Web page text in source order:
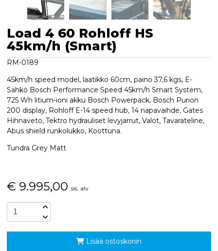
Load 4 60 Rohloff HS
45km/h (Smart)
RM-0189
45km/h speed model, laatikko 60cm, paino 37,6 kgs, E-
Sähkö Bosch Performance Speed 45km/h Smart System,
725 Wh litium-ioni akku Bosch Powerpack, Bosch Purion
200 display, Rohloff E-14 speed hub, 14 napavaihde, Gates
Hihnaveto, Tektro hydrauliset levyjarrut, Valot, Tavarateline,
Abus shield runkolukko, Koottuna.
Tundra Grey Matt
€ 9.995,00 sis. alv
Lisää ostoskoriin